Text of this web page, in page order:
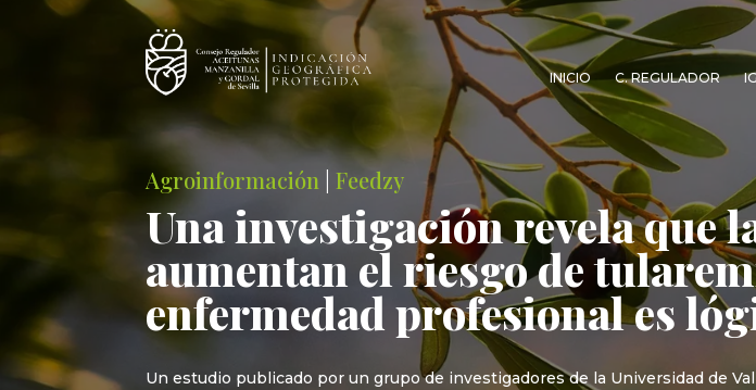
INICIO C. REGULADOR
Agroinformación |Feedzy
Una investigación revela que
aumentan el riesgo de
enfermedad profesional es
Un estudio publicado por un grupo de investigadores de la Universidad de